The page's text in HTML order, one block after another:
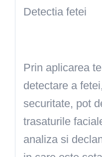
Detectia fetei
Prin aplicarea
detectare a
securitate, pot
trasaturile
analiza si